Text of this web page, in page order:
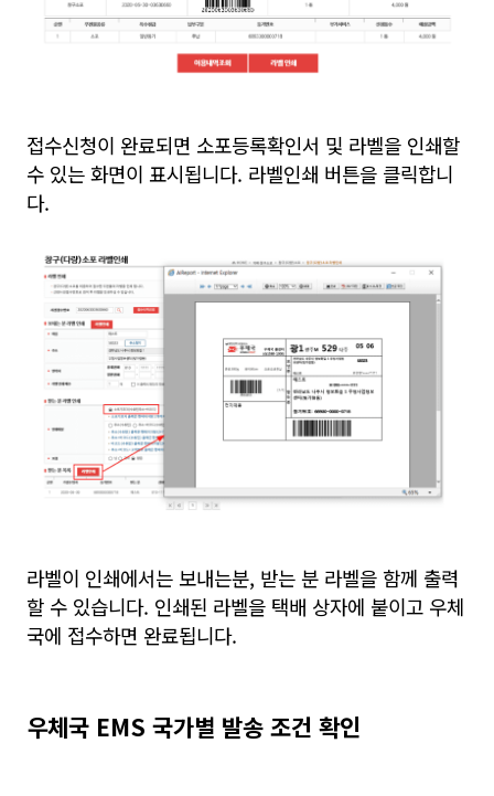
접수신청이 완료되면 소포등록확인서 및 라벨을 인쇄할
수 있는 화면이 표시됩니다. 라벨인쇄 버튼을 클릭합니
다.
라벨이 인쇄에서는 보내는분, 받는 분 라벨을 함께 출력
할 수 있습니다. 인쇄된 라벨을 택배 상자에 붙이고 우체
국에 접수하면 완료됩니다.
우체국 EMS 국가별 발송 조건 확인